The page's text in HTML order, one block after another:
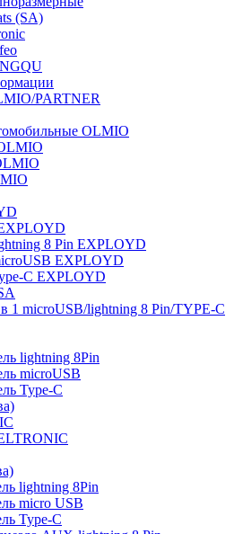
(SA)
PARTNER
OLMIO
8 Pin EXPLOYD
EXPLOYD
C EXPLOYD
1 microUSB/lightning 8 Pin/TYPE-C
lightning 8Pin
microUSB
Type-C
lightning 8Pin
micro USB
Type-C